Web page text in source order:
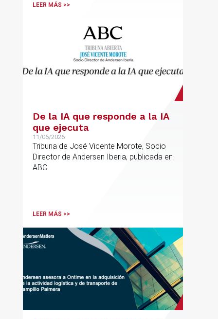
LEER MÁS >>
De la IA que responde a la IA
que ejecuta
11/06/2026
Tribuna de José Vicente Morote, Socio
Director de Andersen Iberia, publicada en
ABC
LEER MÁS >>